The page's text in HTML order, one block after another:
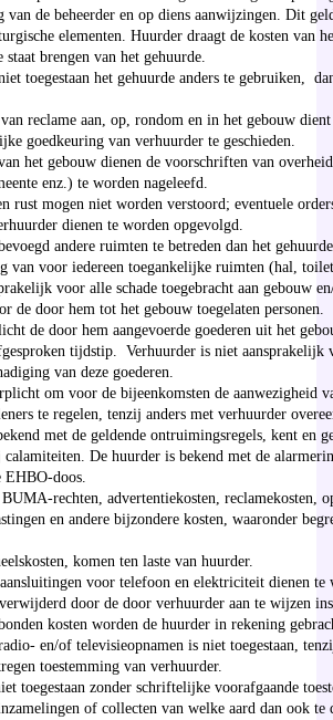
de beheerder en op diens aanwijzingen. Dit
elementen. Huurder draagt de kosten van
brengen van het gehuurde.
toegestaan het gehuurde anders te gebruiken,
reclame aan, op, rondom en in het gebouw
goedkeuring van verhuurder te geschieden.
het gebouw dienen de voorschriften van
enz.) te worden nageleefd.
rust mogen niet worden verstoord; eventuele
dienen te worden opgevolgd.
andere ruimten te betreden dan het
voor iedereen toegankelijke ruimten (hal,
voor alle schade toegebracht aan gebouw
door hem tot het gebouw toegelaten personen.
de door hem aangevoerde goederen uit het
tijdstip. Verhuurder is niet aansprakelijk
van deze goederen.
om voor de bijeenkomsten de aanwezigheid
te regelen, tenzij anders met verhuurder
met de geldende ontruimingsregels, kent en
De huurder is bekend met de
doos.
rechten, advertentiekosten, reclamekosten,
en andere bijzondere kosten, waaronder
komen ten laste van huurder.
voor telefoon en elektriciteit dienen te
door de door verhuurder aan te wijzen
kosten worden de huurder in rekening
en/of televisieopnamen is niet toegestaan,
toestemming van verhuurder.
toegestaan zonder schriftelijke voorafgaande
of collecten van welke aard dan ook te